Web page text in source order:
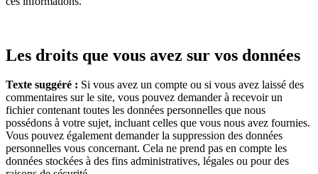
Les droits que vous avez sur vos données
Texte suggéré : Si vous avez un compte ou si vous avez laissé des
commentaires sur le site, vous pouvez demander à recevoir un
fichier contenant toutes les données personnelles que nous
possédons à votre sujet, incluant celles que vous nous avez fournies.
Vous pouvez également demander la suppression des données
personnelles vous concernant. Cela ne prend pas en compte les
données stockées à des fins administratives, légales ou pour des